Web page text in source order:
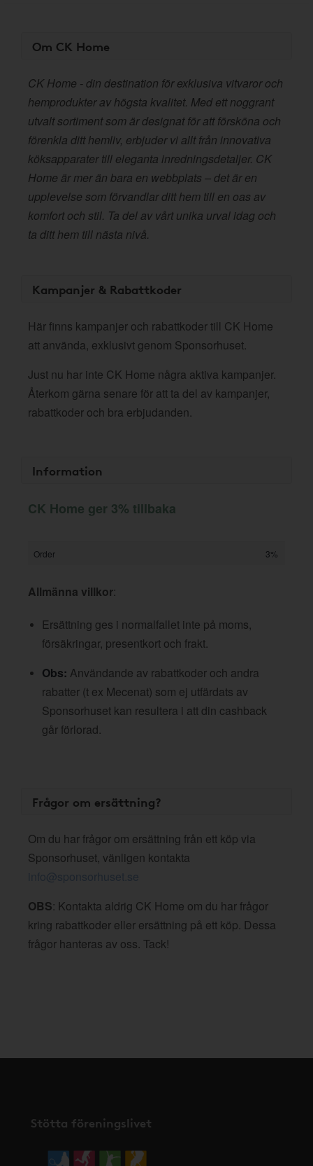
Om CK Home
CK Home - din destination för exklusiva vitvaror och
hemprodukter av högsta kvalitet. Med ett noggrant
utvalt sortiment som är designat för att försköna och
förenkla ditt hemliv, erbjuder vi allt från innovativa
köksapparater till eleganta inredningsdetaljer. CK
Home är mer än bara en webbplats – det är en
upplevelse som förvandlar ditt hem till en oas av
komfort och stil. Ta del av vårt unika urval idag och
ta ditt hem till nästa nivå.
Kampanjer & Rabattkoder
Här finns kampanjer och rabattkoder till CK Home
att använda, exklusivt genom Sponsorhuset.
Just nu har inte CK Home några aktiva kampanjer.
Återkom gärna senare för att ta del av kampanjer,
rabattkoder och bra erbjudanden.
Information
CK Home ger 3% tillbaka
Order 3%
Allmänna villkor:
Ersättning ges i normalfallet inte på moms,
försäkringar, presentkort och frakt.
Obs: Användande av rabattkoder och andra
rabatter (t ex Mecenat) som ej utfärdats av
Sponsorhuset kan resultera i att din cashback
går förlorad.
Frågor om ersättning?
Om du har frågor om ersättning från ett köp via
Sponsorhuset, vänligen kontakta
info@sponsorhuset.se
OBS: Kontakta aldrig CK Home om du har frågor
kring rabattkoder eller ersättning på ett köp. Dessa
frågor hanteras av oss. Tack!
Stötta föreningslivet